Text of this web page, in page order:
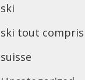
ski
ski tout compris
suisse